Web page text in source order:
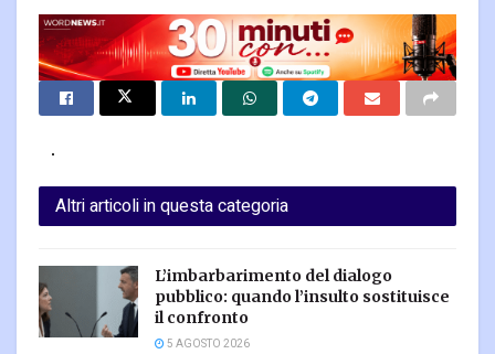
Altri articoli in questa categoria
L’imbarbarimento del dialogo
pubblico: quando l’insulto sostituisce
il confronto
5 AGOSTO 2026